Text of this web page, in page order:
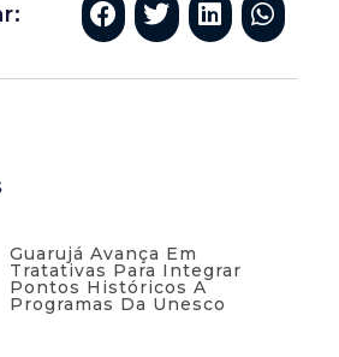
Guarujá Avança Em
Tratativas Para Integrar
Pontos Históricos A
Programas Da Unesco